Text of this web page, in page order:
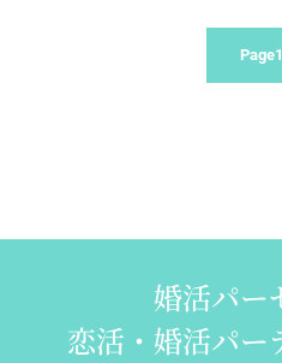
婚活パー
恋活・婚活パー